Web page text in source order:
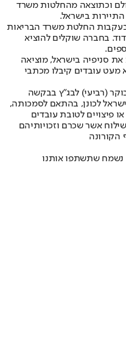
וכתוצאה מהחלטות משרד
בישראל.
בעקבות החלטת משרד הבריאות
בחברה שוקלים להוציא
סניפיה בישראל, מוציאה
מעט עובדים קיבלו מכתבי
(רביעי) לבג"ץ בבקשה
לכונן, בהתאם לסמכותה,
פיצויים לטובת עובדים
אשר שכרם וזכויותיהם
הקורונה
נשמח שתשתפו אותנו